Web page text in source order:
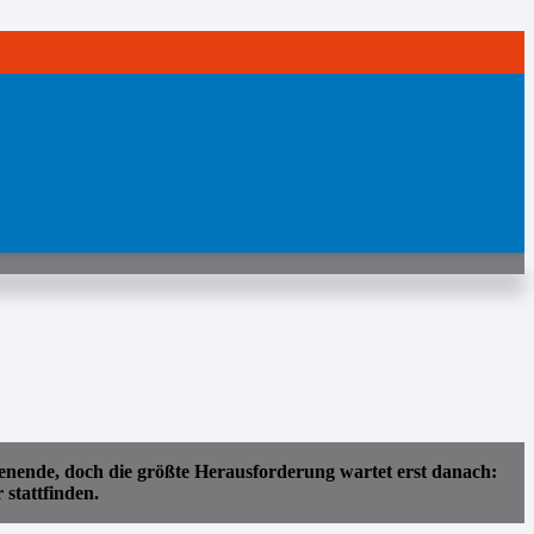
doch die größte Herausforderung wartet erst danach:
stattfinden.